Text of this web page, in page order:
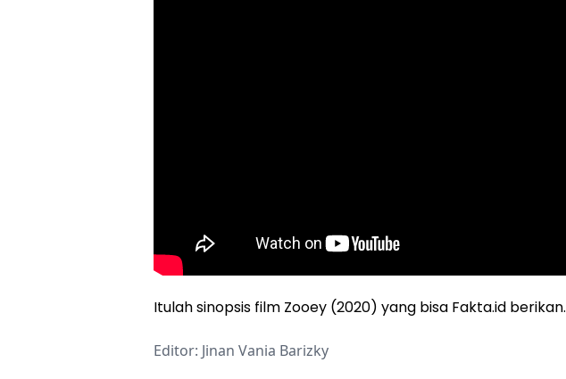
Itulah sinopsis film Zooey (2020) yang bisa Fakta.id berikan.
Editor: Jinan Vania Barizky